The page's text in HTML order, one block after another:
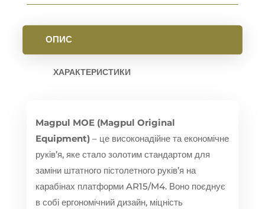
ОПИС
ХАРАКТЕРИСТИКИ
Magpul MOE (Magpul Original
Equipment)– це високонадійне та економічне
руків’я,яке стало золотим стандартом для
заміни штатного пістолетного руків’я на
карабінах платформи AR15/M4.Воно поєднує
в собі ергономічний дизайн,міцність